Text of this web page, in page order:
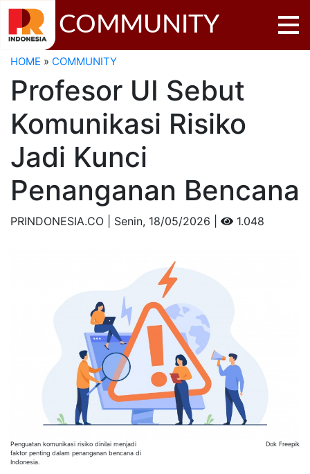
COMMUNITY
HOME » COMMUNITY
Profesor UI Sebut
Komunikasi Risiko
Jadi Kunci
Penanganan Bencana
PRINDONESIA.CO | Senin, 18/05/2026 | 1.048
Penguatan komunikasi risiko dinilai menjadi
faktor penting dalam penanganan bencana di
Indonesia.
Dok Freepik